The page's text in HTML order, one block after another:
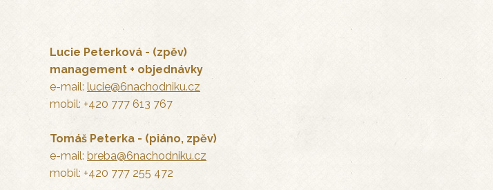
Lucie Peterková - (zpěv)
management + objednávky
e-mail: lucie@6nachodniku.cz
mobil: +420 777 613 767
Tomáš Peterka - (piáno, zpěv)
e-mail: breba@6nachodniku.cz
mobil: +420 777 255 472